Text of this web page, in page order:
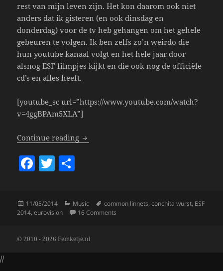
rest van mijn leven zijn. Het kon daarom ook niet
anders dat ik gisteren (en ook dinsdag en
donderdag) voor de tv heb gehangen om het gehele
gebeuren te volgen. Ik ben zelfs zo’n weirdo die
hun youtube kanaal volgt en het hele jaar door
alsnog ESF filmpjes kijkt en die ook nog de officiële
cd’s en alles heeft.
[youtube_sc url=”https://www.youtube.com/watch?
v=4ggBPAm5XLA”]
Continue reading ESF 2014: The Winners!
F
e
o
T
erre
Posted
on
11/05/2014 Categories
Music Tags
common linnets,conchita wurst, ESF
2014,eurovision 16 Comments
© 2010 - 2026 Femketje.nl
//